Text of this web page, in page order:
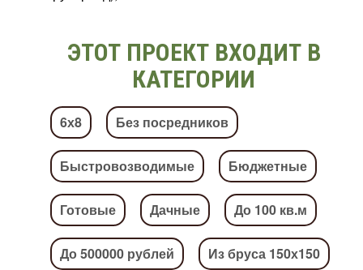
ЭТОТ ПРОЕКТ ВХОДИТ В
КАТЕГОРИИ
6х8 Без посредников
Быстровозводимые Бюджетные
Готовые Дачные До 100 кв.м
До 500000 рублей Из бруса 150х150